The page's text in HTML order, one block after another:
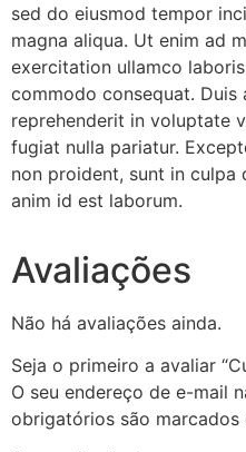
sed do eiusmod tempor
magna aliqua. Ut enim ad
exercitation ullamco
commodo consequat. Duis
reprehenderit in voluptate
fugiat nulla pariatur.
non proident, sunt in
anim id est laborum.
Avaliações
Não há avaliações ainda.
Seja o primeiro a avaliar
O seu endereço de e-mail
obrigatórios são marcados